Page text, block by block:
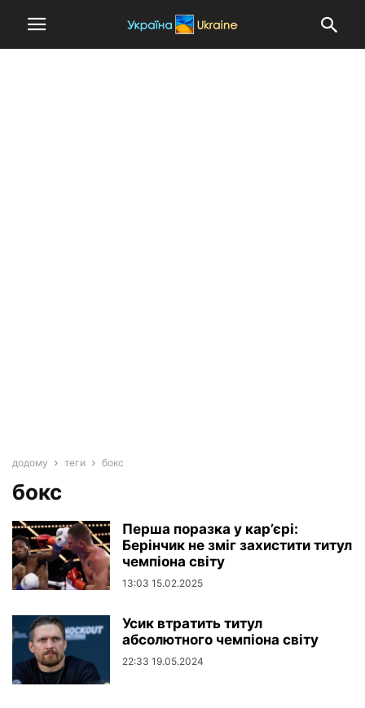
додому теги бокс
бокс
Перша поразка у кар’єрі:
Берінчик не зміг захистити титул
чемпіона світу
13:03 15.02.2025
Усик втратить титул
абсолютного чемпіона світу
22:33 19.05.2024